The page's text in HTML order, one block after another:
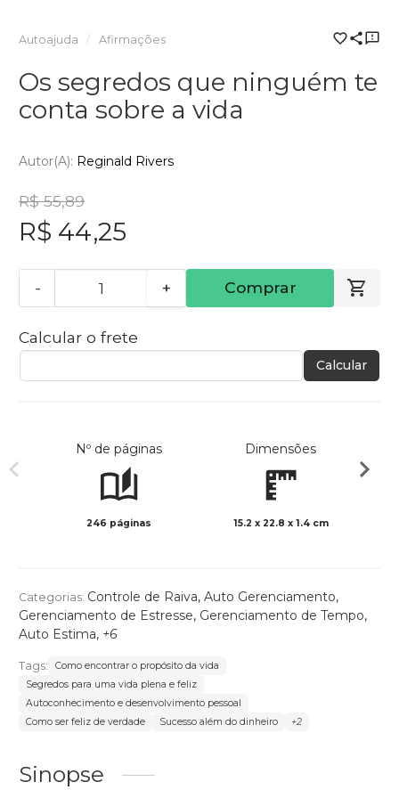
Autoajuda Afirmações
Os segredos que ninguém te
conta sobre a vida
Autor(a): Reginald Rivers
R$ 55,89
R$ 44,25
- + Comprar
Calcular o frete
Calcular
Nº de páginas
246 páginas
Dimensões
15.2 x 22.8 x 1.4 cm
Categorias: Controle de Raiva, Auto Gerenciamento,
Gerenciamento de Estresse, Gerenciamento de Tempo,
Auto Estima, +6
Tags:
Como encontrar o propósito da vida
Segredos para uma vida plena e feliz
Autoconhecimento e desenvolvimento pessoal
Como ser feliz de verdade
Sucesso além do dinheiro +2
Sinopse